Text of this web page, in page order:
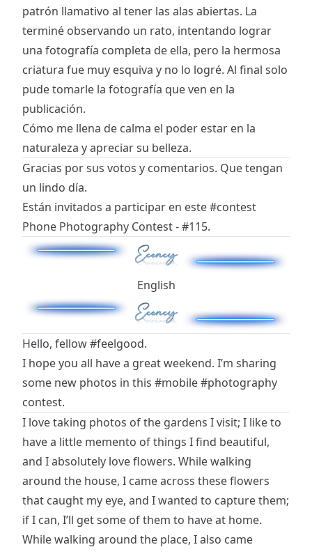
patrón llamativo al tener las alas abiertas. La
terminé observando un rato, intentando lograr
una fotografía completa de ella, pero la hermosa
criatura fue muy esquiva y no lo logré. Al final solo
pude tomarle la fotografía que ven en la
publicación.
Cómo me llena de calma el poder estar en la
naturaleza y apreciar su belleza.
Gracias por sus votos y comentarios. Que tengan
un lindo día.
Están invitados a participar en este#contest
Phone Photography Contest - #115.
English
Hello, fellow#feelgood.
I hope you all have a great weekend. I’m sharing
some new photos in this #mobile#photography
contest.
I love taking photos of the gardens I visit; I like to
have a little memento of things I find beautiful,
and I absolutely love flowers. While walking
around the house, I came across these flowers
that caught my eye, and I wanted to capture them;
if I can, I’ll get some of them to have at home.
While walking around the place, I also came